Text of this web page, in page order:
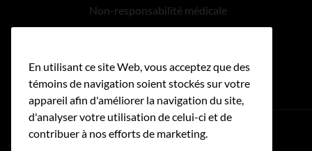
Non-responsabilité médicale
Accessibilité
En utilisant ce site Web, vous acceptez que des
témoins de navigation soient stockés sur votre
appareil afin d'améliorer la navigation du site,
d'analyser votre utilisation de celui-ci et de
contribuer à nos efforts de marketing.